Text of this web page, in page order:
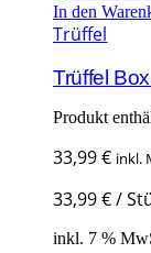
In den
Trüffel
Trüffel
Produkt
33,99€ inkl.
33,99€/
inkl. 7 %